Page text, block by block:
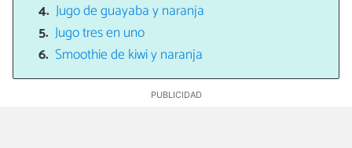
Jugo de guayaba y naranja
Jugo tres en uno
Smoothie de kiwi y naranja